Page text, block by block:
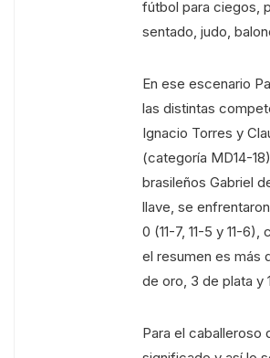
fútbol para ciegos,
sentado, judo,
En ese escenario
las distintas
Ignacio Torres y
(categoría MD14-
brasileños Gabriel
llave, se
0 (11-7, 11-5 y 11-
el resumen es más
de oro, 3 de plata y
Para el caballeroso